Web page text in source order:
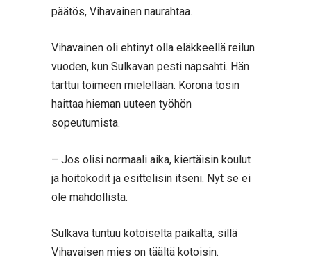
päätös, Vihavainen naurahtaa.
Vihavainen oli ehtinyt olla eläkkeellä reilun
vuoden, kun Sulkavan pesti napsahti. Hän
tarttui toimeen mielellään. Korona tosin
haittaa hieman uuteen työhön
sopeutumista.
– Jos olisi normaali aika, kiertäisin koulut
ja hoitokodit ja esittelisin itseni. Nyt se ei
ole mahdollista.
Sulkava tuntuu kotoiselta paikalta, sillä
Vihavaisen mies on täältä kotoisin.